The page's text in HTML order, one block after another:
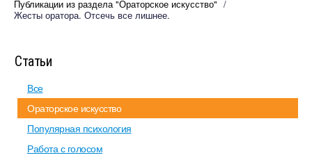
Публикации из раздела "Ораторское искусство"
Жесты оратора. Отсечь все лишнее.
Статьи
Все
Ораторское искусство
Популярная психология
Работа с голосом